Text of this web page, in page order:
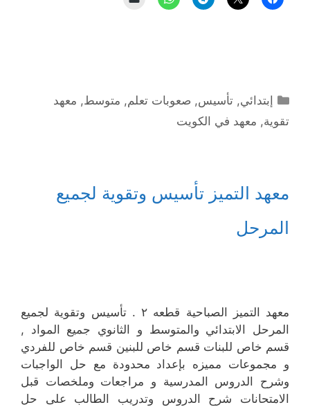
التصنيفات
إبتدائي,تأسيس, صعوبات تعلم, متوسط, معهد
تقوية, معهد في الكويت
معهد التميز تأسيس وتقوية لجميع
المرحل
معهد التميز الصباحية قطعه ٢ . تأسيس وتقوية لجميع
المرحل الابتدائي والمتوسط و الثانوي جميع المواد ,
قسم خاص للبنات قسم خاص للبنين قسم خاص للفردي
و مجموعات مميزه بإعداد محدودة مع حل الواجبات
وشرح الدروس المدرسية و مراجعات وملخصات قبل
الامتحانات شرح الدروس وتدريب الطالب على حل